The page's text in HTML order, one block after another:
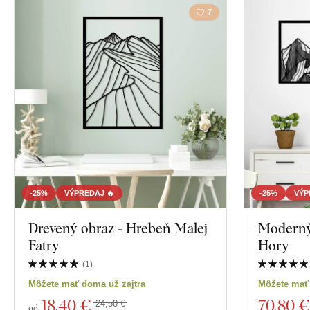
-25% VÝPREDAJ 🔥
7
Drevený obraz - Hrebeň Malej
Fatry
(1 )
Môžete mať doma už zajtra
18,40 € 24,50 €
-25%
Hory
Môžete
70,80 €